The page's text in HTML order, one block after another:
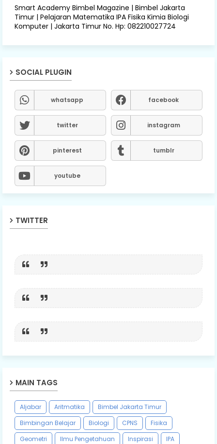
Smart Academy Bimbel Magazine | Bimbel Jakarta
Timur | Pelajaran Matematika IPA Fisika Kimia Biologi
Komputer | Jakarta Timur No. Hp: 082210027724
SOCIAL PLUGIN
whatsapp facebook
twitter instagram
pinterest tumblr
youtube
TWITTER
MAIN TAGS
Aljabar Aritmatika
Bimbel Jakarta Timur
Bimbingan Belajar
Biologi CPNS
Fisika
Geometri
Ilmu Pengetahuan Inspirasi
IPA